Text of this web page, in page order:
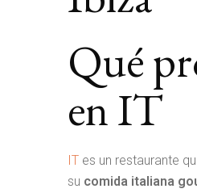
Qué
en IT
IT es un restaurante
su comida italiana